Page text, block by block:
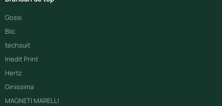
Gossi
Blic
techsuit
Inedit Print
Hertz
Ginissima
MAGNETI MARELLI